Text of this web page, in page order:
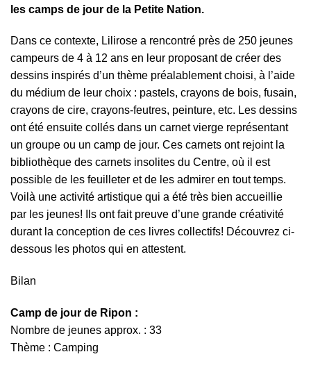
les camps de jour de la Petite Nation.
Dans ce contexte, Lilirose a rencontré près de 250 jeunes
campeurs de 4 à 12 ans en leur proposant de créer des
dessins inspirés d’un thème préalablement choisi, à l’aide
du médium de leur choix : pastels, crayons de bois, fusain,
crayons de cire, crayons-feutres, peinture, etc. Les dessins
ont été ensuite collés dans un carnet vierge représentant
un groupe ou un camp de jour. Ces carnets ont rejoint la
bibliothèque des carnets insolites du Centre, où il est
possible de les feuilleter et de les admirer en tout temps.
Voilà une activité artistique qui a été très bien accueillie
par les jeunes! Ils ont fait preuve d’une grande créativité
durant la conception de ces livres collectifs! Découvrez ci-
dessous les photos qui en attestent.
Bilan
Camp de jour de Ripon :
Nombre de jeunes approx. : 33
Thème : Camping